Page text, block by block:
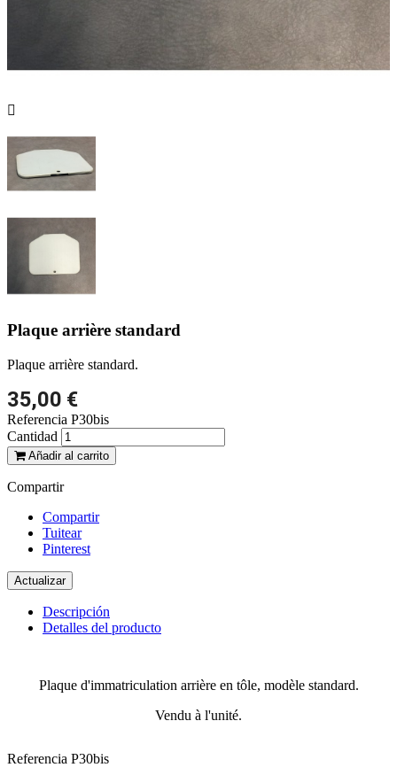

Plaque arrière standard
Plaque arrière standard.
35,00 €
Referencia P30bis
Cantidad
Añadir al carrito
Compartir
Compartir
Tuitear
Pinterest
Descripción
Detalles del producto
Plaque d'immatriculation arrière en tôle, modèle standard.
Vendu à l'unité.
Referencia P30bis